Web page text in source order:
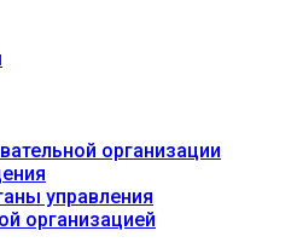
организации
управления
организацией